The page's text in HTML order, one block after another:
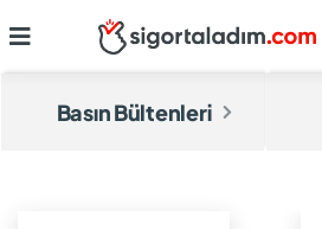
Basın Bültenleri